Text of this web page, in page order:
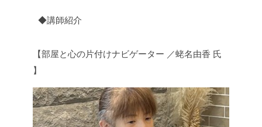
◆講師紹介
【部屋と心の片付けナビゲーター ／蛯名由香 氏
】